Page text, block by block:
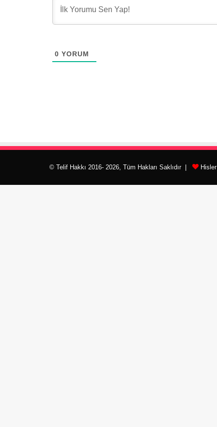
0 YORUM
© Telif Hakkı 2016- 2026, Tüm Hakları Saklıdır |